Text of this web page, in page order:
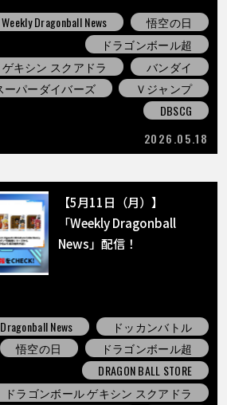
Weekly Dragonball News
悟空の日
ドラゴンボール超
キシン スクアドラ
バンダイ
ーパーダイバーズ
Ｖジャンプ
DBSCG
2026.05.18
【5月11日（月）】
「Weekly Dragonball
News」配信！
News
ドッカンバトル
悟空の日
ドラゴンボール超
DRAGON BALL STORE
ドラゴンボール ゲキシン スクアドラ